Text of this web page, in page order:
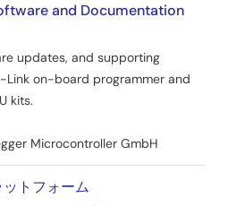
and Documentation
updates, and supporting
on-board programmer and
kits.
Microcontroller GmbH
トフォーム